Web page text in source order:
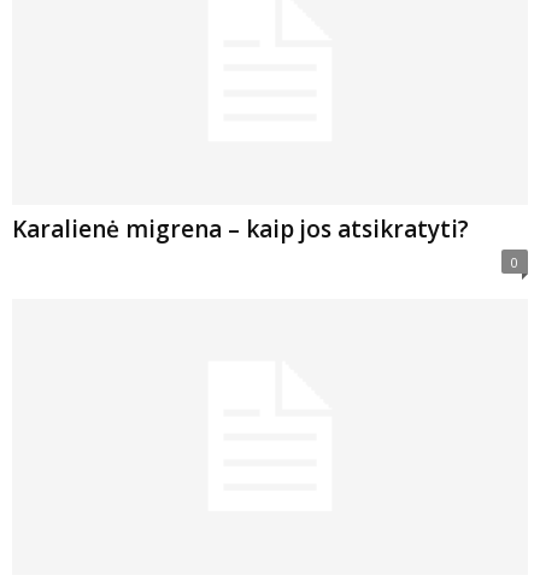
Karalienė migrena – kaip jos atsikratyti?
0